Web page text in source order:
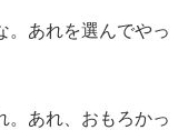
。あれを選んでやっ
。あれ、おもろかっ